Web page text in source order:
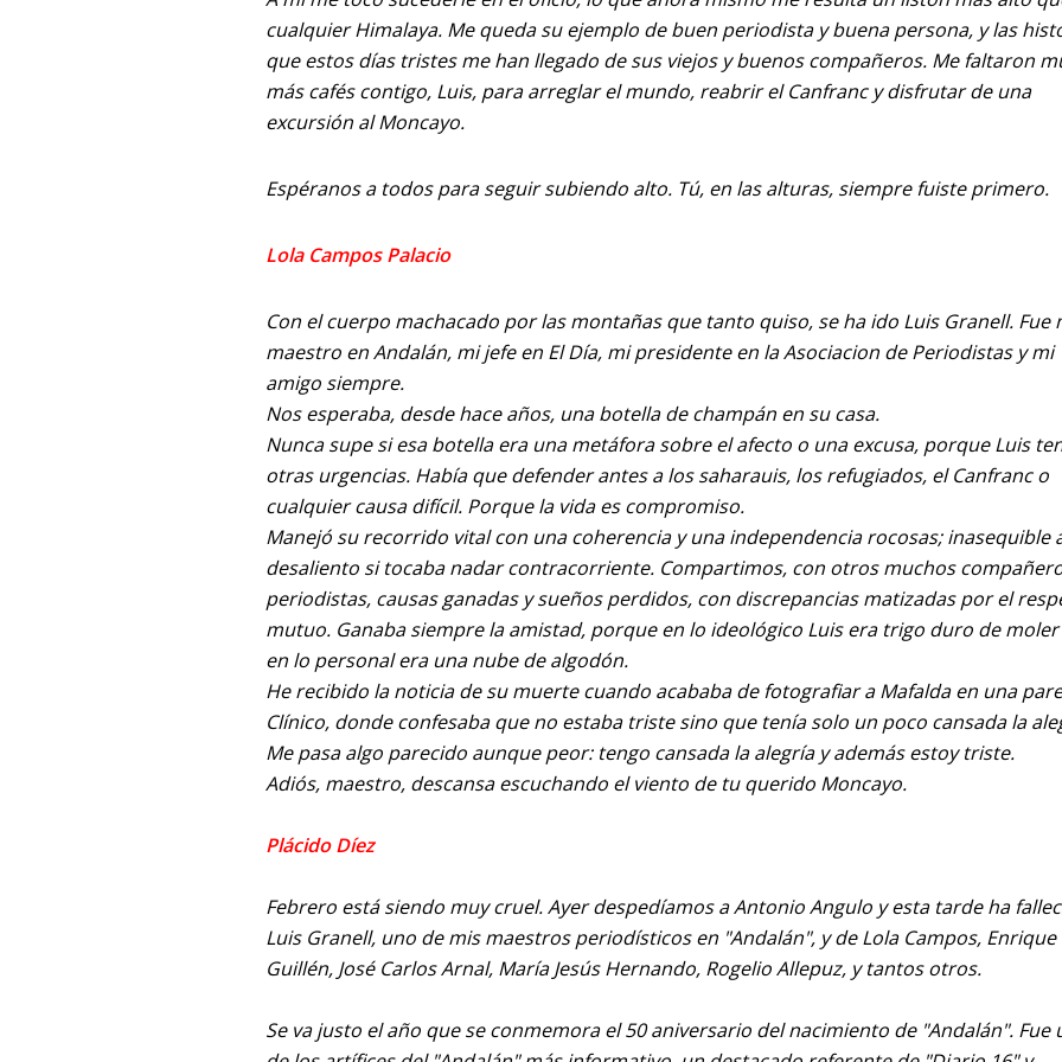
cualquier Himalaya. Me queda su ejemplo de buen periodista y buena persona, y las
que estos días tristes me han llegado de sus viejos y buenos compañeros. Me faltaron
más cafés contigo, Luis, para arreglar el mundo, reabrir el Canfranc y disfrutar de una
excursión al Moncayo.
Espéranos a todos para seguir subiendo alto. Tú, en las alturas, siempre fuiste primero.
Lola Campos Palacio
Con el cuerpo machacado por las montañas que tanto quiso, se ha ido Luis Granell. Fue
maestro en Andalán, mi jefe en El Día, mi presidente en la Asociacion de Periodistas y mi
amigo siempre.
Nos esperaba, desde hace años, una botella de champán en su casa.
Nunca supe si esa botella era una metáfora sobre el afecto o una excusa, porque Luis
otras urgencias. Había que defender antes a los saharauis, los refugiados, el Canfranc o
cualquier causa difícil. Porque la vida es compromiso.
Manejó su recorrido vital con una coherencia y una independencia rocosas; inasequible
desaliento si tocaba nadar contracorriente. Compartimos, con otros muchos
periodistas, causas ganadas y sueños perdidos, con discrepancias matizadas por el
mutuo. Ganaba siempre la amistad, porque en lo ideológico Luis era trigo duro de
en lo personal era una nube de algodón.
He recibido la noticia de su muerte cuando acababa de fotografiar a Mafalda en una
Clínico, donde confesaba que no estaba triste sino que tenía solo un poco cansada la
Me pasa algo parecido aunque peor: tengo cansada la alegría y además estoy triste.
Adiós, maestro, descansa escuchando el viento de tu querido Moncayo.
Plácido Díez
Febrero está siendo muy cruel. Ayer despedíamos a Antonio Angulo y esta tarde ha
Luis Granell, uno de mis maestros periodísticos en "Andalán", y de Lola Campos, Enrique
Guillén, José Carlos Arnal, María Jesús Hernando, Rogelio Allepuz, y tantos otros.
Se va justo el año que se conmemora el 50 aniversario del nacimiento de "Andalán". Fue